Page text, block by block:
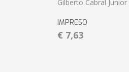
Gilberto Cabral Junior
IMPRESO
€ 7,63